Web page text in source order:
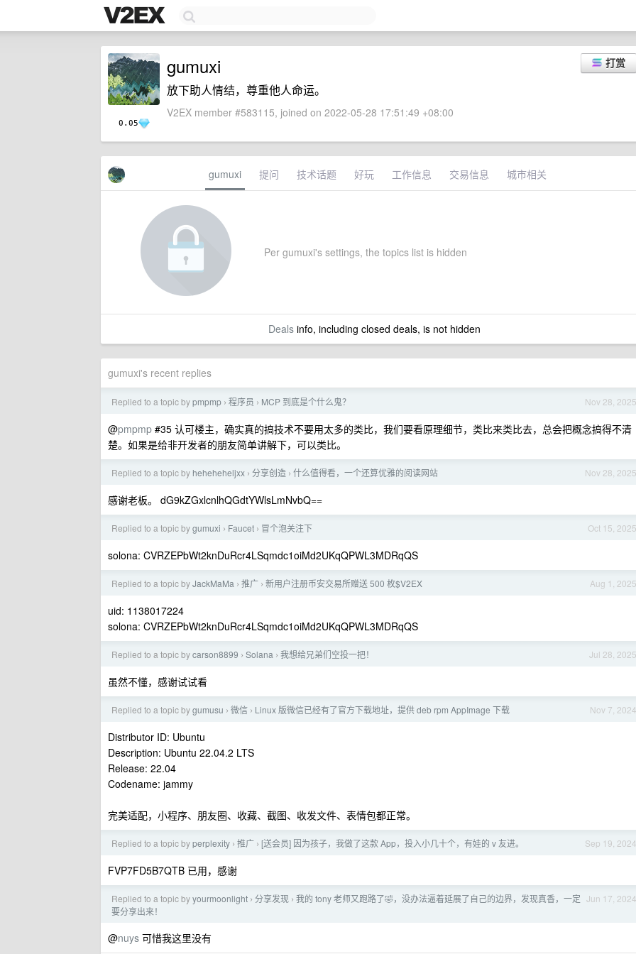
0.05
打赏
gumuxi
放下助人情结，尊重他人命运。
V2EX member #583115, joined on 2022-05-28 17:51:49 +08:00
gumuxi 提问 技术话题 好玩 工作信息 交易信息 城市相关
Per gumuxi's settings, the topics list is hidden
Dealsinfo, including closed deals, is not hidden
gumuxi's recent replies
Nov 28, 2025
Replied to a topic bypmpmp › 程序员 › MCP 到底是个什么鬼？
@pmpmp #35 认可楼主，确实真的搞技术不要用太多的类比，我们要看原理细节，类比来类比去，总会把概念搞得不清
楚。如果是给非开发者的朋友简单讲解下，可以类比。
Nov 28, 2025
Replied to a topic by heheheheljxx › 分享创造 › 什么值得看，一个还算优雅的阅读网站
感谢老板。 dG9kZGxlcnlhQGdtYWlsLmNvbQ==
Oct 15, 2025
Replied to a topic bygumuxi › Faucet › 冒个泡关注下
solona: CVRZEPbWt2knDuRcr4LSqmdc1oiMd2UKqQPWL3MDRqQS
Aug 1, 2025
Replied to a topic byJackMaMa › 推广 › 新用户注册币安交易所赠送 500 枚$V2EX
uid: 1138017224
solona: CVRZEPbWt2knDuRcr4LSqmdc1oiMd2UKqQPWL3MDRqQS
Jul 28, 2025
Replied to a topic bycarson8899 › Solana › 我想给兄弟们空投一把！
虽然不懂，感谢试试看
Nov 7, 2024
Replied to a topic bygumusu › 微信 › Linux 版微信已经有了官方下载地址，提供 deb rpm AppImage 下载
Distributor ID: Ubuntu
Description: Ubuntu 22.04.2 LTS
Release: 22.04
Codename: jammy
完美适配，小程序、朋友圈、收藏、截图、收发文件、表情包都正常。
Sep 19, 2024
Replied to a topic byperplexity › 推广 › [送会员] 因为孩子，我做了这款 App，投入小几十个，有娃的 v 友进。
FVP7FD5B7QTB 已用，感谢
Jun 17, 2024
Replied to a topic byyourmoonlight › 分享发现 › 我的 tony 老师又跑路了🤣，没办法逼着延展了自己的边界，发现真香，一定
要分享出来！
@nuys 可惜我这里没有